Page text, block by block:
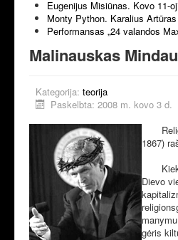
Eugenijus Misiūnas. Kovo 11-
Monty Python. Karalius
Performansas „24 valandos
Malinauskas
Kategorija: teorija
Paskelbta: 2008 m. kovo 3 d.
1867)
Kiek
Dievo
gėris